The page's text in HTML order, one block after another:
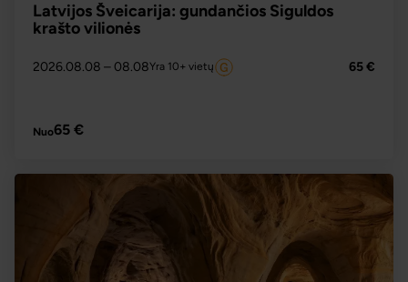
Latvijos Šveicarija: gundančios Siguldos
krašto vilionės
2026.08.08 – 08.08Yra 10+ vietų 65 €
Nuo65 €